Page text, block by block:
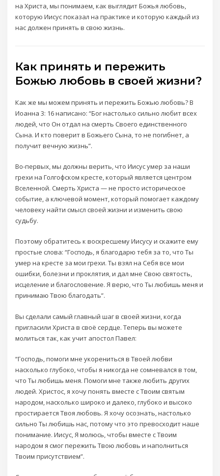
на Христа, мы понимаем, как выглядит Божья любовь,
которую Иисус показал на практике и которую каждый из
нас должен принять в свою жизнь.
Как принять и пережить
Божью любовь в своей жизни?
Как же мы можем принять и пережить Божью любовь? В
Иоанна 3: 16 написано: “Бог настолько сильно любит всех
людей, что Он отдал на смерть Своего единственного
Сына. И кто поверит в Божьего Сына, то не погибнет, а
получит вечную жизнь”.
Во-первых, мы должны верить, что Иисус умер за наши
грехи на Голгофском кресте, который является центром
Вселенной. Смерть Христа — не просто историческое
событие, а ключевой момент, который помогает каждому
человеку найти смысл своей жизни и изменить свою
судьбу.
Поэтому обратитесь к воскресшему Иисусу и скажите ему
простые слова: “Господь, я благодарю тебя за то, что Ты
умер на кресте за мои грехи. Ты взял на Себя все мои
ошибки, болезни и проклятия, и дал мне Свою святость,
исцеление и благословение. Я верю, что Ты любишь меня и
принимаю Твою благодать”.
Вы сделали самый главный шаг в своей жизни, когда
пригласили Христа в своё сердце. Теперь вы можете
молиться так, как учит апостол Павел:
“Господь, помоги мне укорениться в Твоей любви
насколько глубоко, чтобы я никогда не сомневался в том,
что Ты любишь меня. Помоги мне также любить других
людей. Христос, я хочу понять вместе с Твоим святым
народом, насколько широко и далеко, глубоко и высоко
простирается Твоя любовь. Я хочу осознать, настолько
сильно Ты любишь нас, потому что это превосходит наше
понимание. Иисус, Я молюсь, чтобы вместе с Твоим
народом я смог пережить Твою любовь и наполниться
Твоим присутствием”.